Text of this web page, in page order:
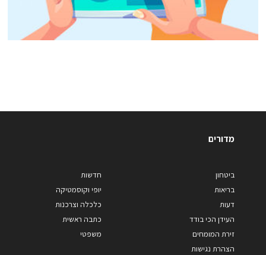
מדורים
ביטחון
בריאות
דעות
העידן הכי בודד
זירת המומחים
הצהרת נגישות
חדשות
יופי וקוסמטיקה
כלכלה וצרכנות
כתבה ראשית
משפטי